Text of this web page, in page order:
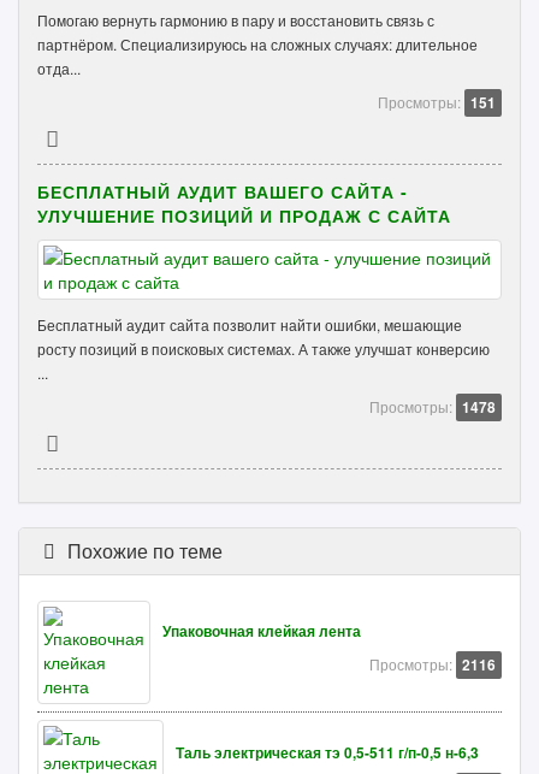
Помогаю вернуть гармонию в пару и восстановить связь с
партнёром. Специализируюсь на сложных случаях: длительное
отда...
Просмотры: 151
БЕСПЛАТНЫЙ АУДИТ ВАШЕГО САЙТА -
УЛУЧШЕНИЕ ПОЗИЦИЙ И ПРОДАЖ С САЙТА
Бесплатный аудит сайта позволит найти ошибки, мешающие
росту позиций в поисковых системах. А также улучшат конверсию
...
Просмотры: 1478
Похожие по теме
Упаковочная клейкая лента
Просмотры: 2116
Таль электрическая тэ 0,5-511 г/п-0,5 н-6,3